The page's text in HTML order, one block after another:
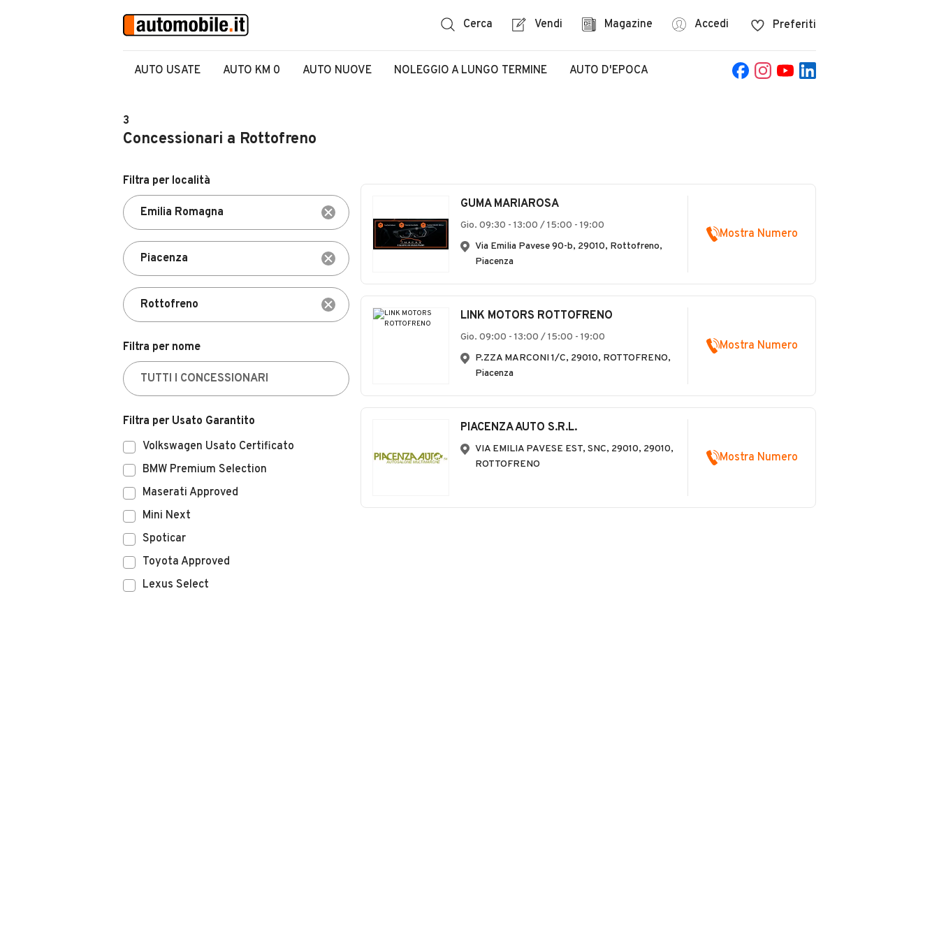
Cerca Vendi Magazine Accedi Preferiti
AUTO USATE AUTO KM 0 AUTO NUOVE NOLEGGIO A LUNGO TERMINE AUTO D'EPOCA
3
Concessionari a Rottofreno
Filtra per località
Filtra per nome
Filtra per Usato Garantito
Volkswagen Usato Certificato
BMW Premium Selection
Maserati Approved
Mini Next
Spoticar
Toyota Approved
Lexus Select
GUMA MARIAROSA
Gio. 09:30 - 13:00 / 15:00 - 19:00
Via Emilia Pavese 90-b, 29010, Rottofreno,
Piacenza
Mostra Numero
LINK MOTORS ROTTOFRENO
Gio. 09:00 - 13:00 / 15:00 - 19:00
P.ZZA MARCONI 1/C, 29010, ROTTOFRENO,
Piacenza
Mostra Numero
PIACENZA AUTO S.R.L.
VIA EMILIA PAVESE EST, SNC, 29010, 29010,
ROTTOFRENO
Mostra Numero